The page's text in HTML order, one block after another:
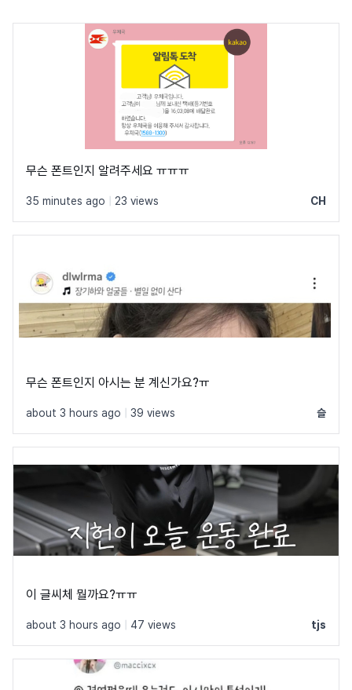
무슨 폰트인지 알려주세요 ㅠㅠㅠ
35 minutes ago 23 views CH
무슨 폰트인지 아시는 분 계신가요?ㅠ
about 3 hours ago 39 views 슬
이 글씨체 뭘까요?ㅠㅠ
about 3 hours ago 47 views tjs